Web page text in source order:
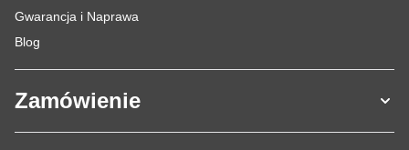
Gwarancja i Naprawa
Blog
Zamówienie